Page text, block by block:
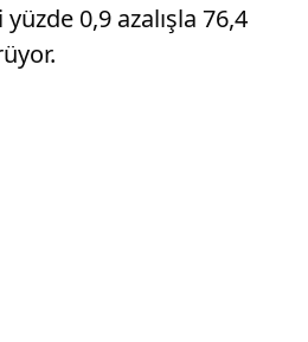
0,9 azalışla 76,4